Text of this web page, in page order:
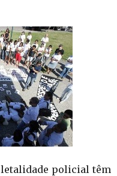
letalidade policial têm